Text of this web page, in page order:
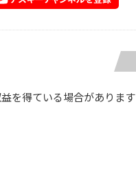
を得ている場合があります